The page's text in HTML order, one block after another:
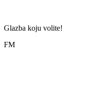
Glazba koju volite!
FM